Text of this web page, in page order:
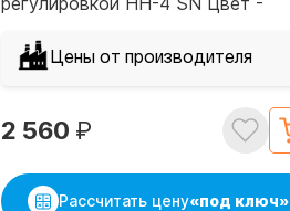
Цены от производителя
2 560 ₽
Рассчитать цену«под ключ»